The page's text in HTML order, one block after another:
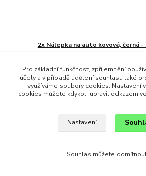
2x Nálepka na auto kovová, černá -
161,16 Kč bez DPH
Přidat do
z 1
Pro základní funkčnost, zpříjemnění
účely a v případě udělení souhlasu také
využíváme soubory cookies. Nastavení
cookies můžete kdykoli upravit odkazem
Nastavení
Souhlas můžete